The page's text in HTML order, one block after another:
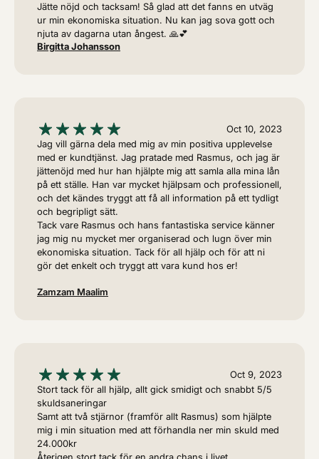
Jätte nöjd och tacksam! Så glad att det fanns en utväg
ur min ekonomiska situation. Nu kan jag sova gott och
njuta av dagarna utan ångest. 🙏💕
Birgitta Johansson
Oct 10, 2023
Jag vill gärna dela med mig av min positiva upplevelse
med er kundtjänst. Jag pratade med Rasmus, och jag är
jättenöjd med hur han hjälpte mig att samla alla mina lån
på ett ställe. Han var mycket hjälpsam och professionell,
och det kändes tryggt att få all information på ett tydligt
och begripligt sätt.
Tack vare Rasmus och hans fantastiska service känner
jag mig nu mycket mer organiserad och lugn över min
ekonomiska situation. Tack för all hjälp och för att ni
gör det enkelt och tryggt att vara kund hos er!
Zamzam Maalim
Oct 9, 2023
Stort tack för all hjälp, allt gick smidigt och snabbt 5/5
skuldsaneringar
Samt att två stjärnor (framför allt Rasmus) som hjälpte
mig i min situation med att förhandla ner min skuld med
24.000kr